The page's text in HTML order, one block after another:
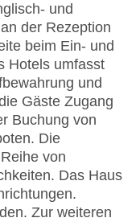
und
der Rezeption
beim Ein- und
Hotels umfasst
und
Gäste Zugang
Buchung von
Die
von
Das Haus
Zur weiteren